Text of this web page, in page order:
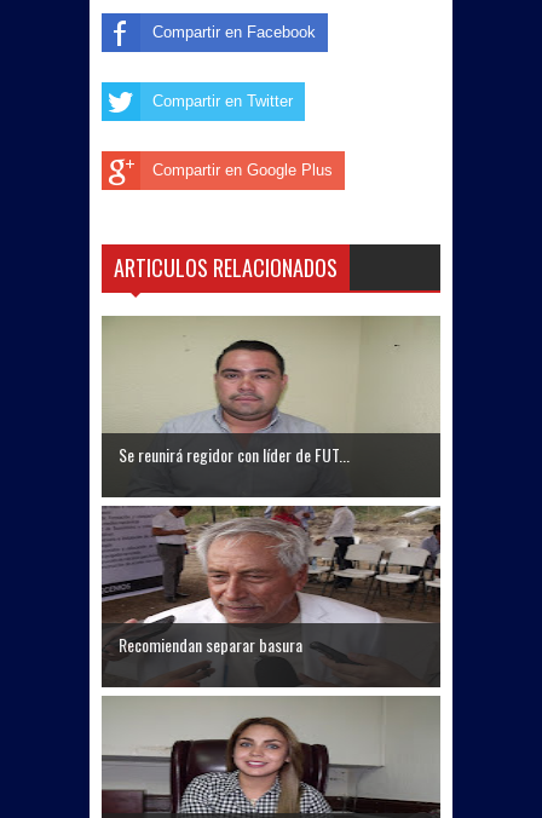
Matamoros despide a la generación
2025-2026 de los Centros
Reforma laboral protege a artistas
Restaurantes de #Matamoros
incrementan hasta 30% sus ventas
por ambiente mundialista
unidad móvil
Compartir en Facebook
Compartir en Twitter
Compartir en Google Plus
ARTICULOS RELACIONADOS
Se reunirá regidor con líder de FUT...
Recomiendan separar basura